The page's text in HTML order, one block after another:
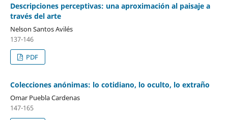
Descripciones perceptivas: una aproximación al paisaje a
través del arte
Nelson Santos Avilés
137-146
PDF
Colecciones anónimas: lo cotidiano, lo oculto, lo extraño
Omar Puebla Cardenas
147-165